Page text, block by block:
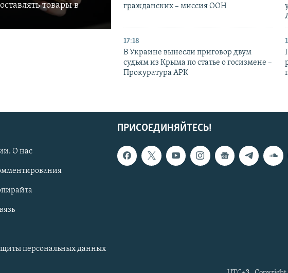
товары в
гражданских – миссия ООН
17:18
В Украине вынесли приговор двум
судьям из Крыма по статье о госизмене –
Прокуратура АРК
ПРИСОЕДИНЯЙТЕСЬ!
О нас
персональных данных